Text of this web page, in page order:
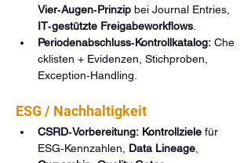
Vier‑Augen‑Prinzip bei Journal Entries,
IT‑gestützte Freigabeworkflows
Periodenabschluss‑Kontrollkatalog: Che
cklisten + Evidenzen, Stichproben,
Exception‑Handling.
ESG / Nachhaltigkeit
CSRD‑Vorbereitung: Kontrollziele für
ESG‑Kennzahlen, Data Lineage